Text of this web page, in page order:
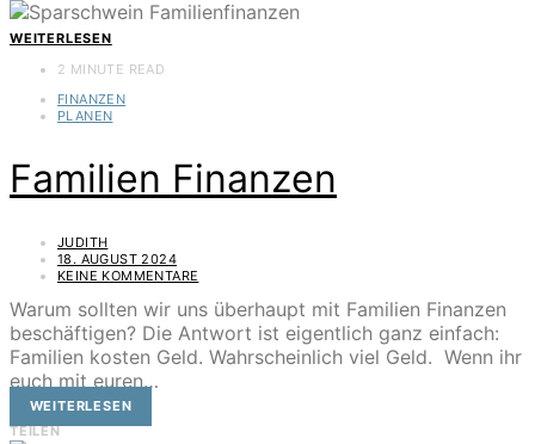
WEITERLESEN
2 MINUTE READ
FINANZEN
PLANEN
Familien Finanzen
JUDITH
18. AUGUST 2024
KEINE KOMMENTARE
Warum sollten wir uns überhaupt mit Familien Finanzen
beschäftigen? Die Antwort ist eigentlich ganz einfach:
Familien kosten Geld. Wahrscheinlich viel Geld. Wenn ihr
euch mit euren…
WEITERLESEN
TEILEN